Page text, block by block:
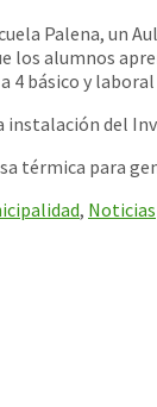
Palena, un
los alumnos
4 básico y laboral
del
térmica para
, Noticias